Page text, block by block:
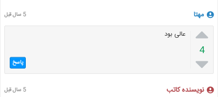
مهتا 5 سال قبل

4

عالی بود
پاسخ
نویسنده کاتب 5 سال قبل